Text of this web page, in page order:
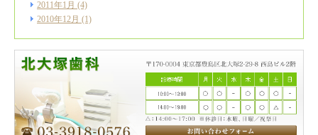
2011年1月 (4)
2010年12月 (1)